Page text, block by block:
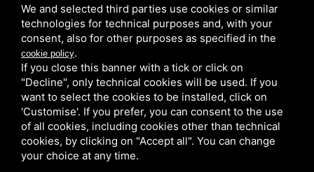
CANDIOLI SRL: P.IVA/C.F. 10358790011 / SEDE: STRADA COMUNALE DI NONE, 1 - 10092 BEINASCO (TO)
HOME
PRODUTOS
SOBRE NÓS
NOTÍCIAS
CANDIOLI NO MUNDO
CONTATOS
ÁREA RESERVADA
PRIVACIDADE/COOKIE POLICY
We and selected third parties use cookies or similar
technologies for technical purposes and, with your
consent, also for other purposes as specified in the
cookie policy.
If you close this banner with a tick or click on
"Decline", only technical cookies will be used. If you
want to select the cookies to be installed, click on
'Customise'. If you prefer, you can consent to the use
of all cookies, including cookies other than technical
cookies, by clicking on "Accept all". You can change
your choice at any time.